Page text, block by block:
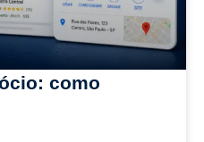
como